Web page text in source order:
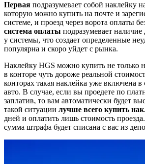
Первая подразумевает собой наклейку
которую можно купить на почте и
системе, и проезд через ворота оплаты
система оплаты подразумевает наличие
у системы, что создает определенные
популярна и скоро уйдет с рынка.
Наклейку HGS можно купить не только
в конторе чуть дороже реальной
конторах такая наклейка уже включена
авто. В случае, если вы проедете по
заплатив, то вам автоматически будет
такой ситуации лучше всего купить
дней и оплатить лишь стоимость
сумма штрафа будет списана с вас из